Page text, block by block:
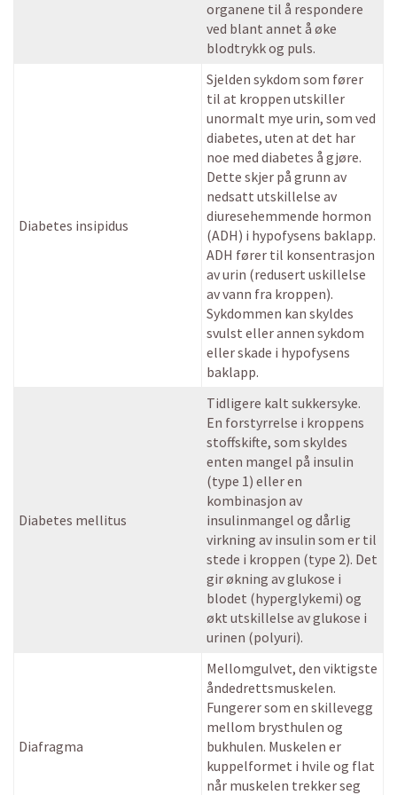
organene til å respondere
ved blant annet å øke
blodtrykk og puls.
Diabetes insipidus
Sjelden sykdom som fører
til at kroppen utskiller
unormalt mye urin, som ved
diabetes, uten at det har
noe med diabetes å gjøre.
Dette skjer på grunn av
nedsatt utskillelse av
diuresehemmende hormon
(ADH) i hypofysens baklapp.
ADH fører til konsentrasjon
av urin (redusert uskillelse
av vann fra kroppen).
Sykdommen kan skyldes
svulst eller annen sykdom
eller skade i hypofysens
baklapp.
Diabetes mellitus
Tidligere kalt sukkersyke.
En forstyrrelse i kroppens
stoffskifte, som skyldes
enten mangel på insulin
(type 1) eller en
kombinasjon av
insulinmangel og dårlig
virkning av insulin som er til
stede i kroppen (type 2). Det
gir økning av glukose i
blodet (hyperglykemi) og
økt utskillelse av glukose i
urinen (polyuri).
Diafragma
Mellomgulvet, den viktigste
åndedrettsmuskelen.
Fungerer som en skillevegg
mellom brysthulen og
bukhulen. Muskelen er
kuppelformet i hvile og flat
når muskelen trekker seg